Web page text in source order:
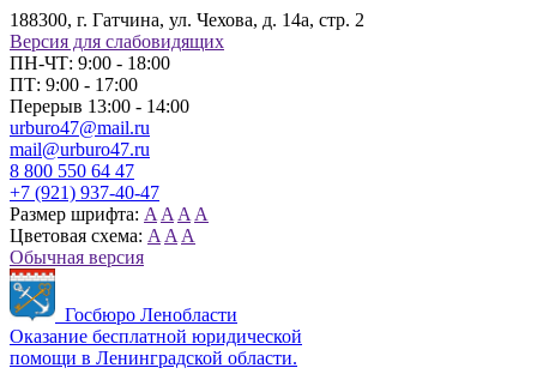
188300, г. Гатчина, ул. Чехова, д. 14а, стр. 2
Версия для слабовидящих
ПН-ЧТ: 9:00 - 18:00
ПТ: 9:00 - 17:00
Перерыв 13:00 - 14:00
urburo47@mail.ru
mail@urburo47.ru
8 800 550 64 47
+7 (921) 937-40-47
Размер шрифта: A A A A
Цветовая схема: A A A
Обычная версия
Госбюро Ленобласти
Оказание бесплатной юридической
помощи в Ленинградской области.